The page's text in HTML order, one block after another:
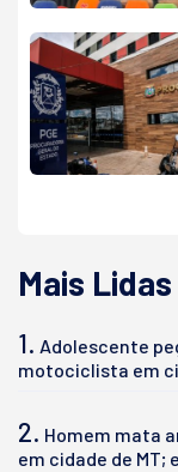
Mais Lidas
1. Adolescente
motociclista em
2. Homem mata
em cidade de MT;